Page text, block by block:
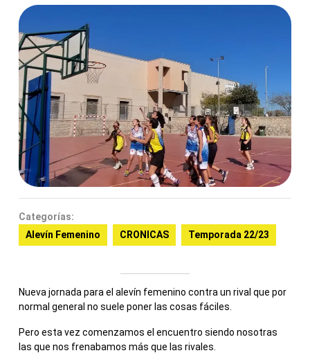
Categorías:
Alevín Femenino
CRONICAS Temporada 22/23
Nueva jornada para el alevín femenino contra un rival que por
normal general no suele poner las cosas fáciles.
Pero esta vez comenzamos el encuentro siendo nosotras
las que nos frenabamos más que las rivales.